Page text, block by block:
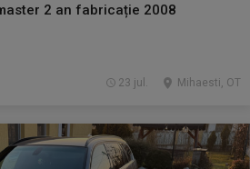
2 an fabricație 2008
Mihaesti, OT
23 jul.